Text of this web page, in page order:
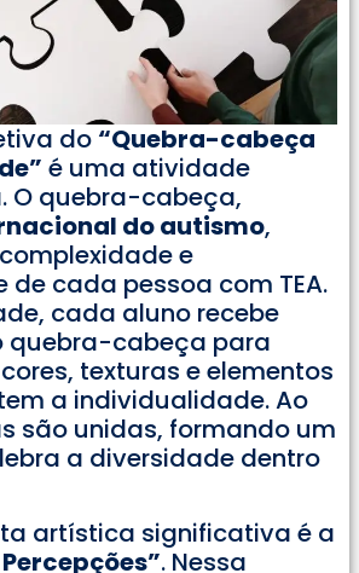
do “Quebra-cabeça
é uma atividade
O quebra-cabeça,
do autismo,
e
cada pessoa com TEA.
cada aluno recebe
quebra-cabeça para
texturas e elementos
a individualidade. Ao
são unidas, formando um
a diversidade dentro
artística significativa é a
. Nessa